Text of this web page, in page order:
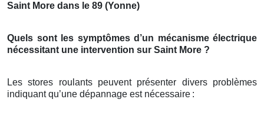
Saint More dans le 89 (Yonne)
Quels sont les symptômes d’un mécanisme électrique
nécessitant une intervention sur Saint More ?
Les stores roulants peuvent présenter divers problèmes
indiquant qu’une dépannage est nécessaire :